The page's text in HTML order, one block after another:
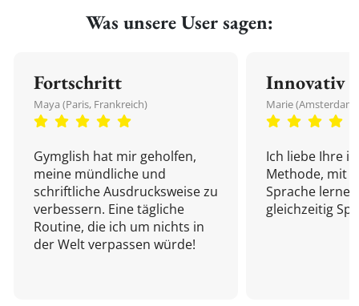
Was unsere User sagen:
Fortschritt
Maya (Paris, Frankreich)
Gymglish hat mir geholfen,
meine mündliche und
schriftliche Ausdrucksweise zu
verbessern. Eine tägliche
Routine, die ich um nichts in
der Welt verpassen würde!
Innovativ
Marie
Ich liebe Ihre
Methode, mit
Sprache
gleichzeitig